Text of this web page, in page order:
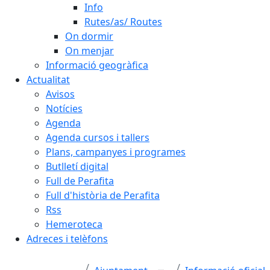
Info
Rutes/as/ Routes
On dormir
On menjar
Informació geogràfica
Actualitat
Avisos
Notícies
Agenda
Agenda cursos i tallers
Plans, campanyes i programes
Butlletí digital
Full de Perafita
Full d'història de Perafita
Rss
Hemeroteca
Adreces i telèfons